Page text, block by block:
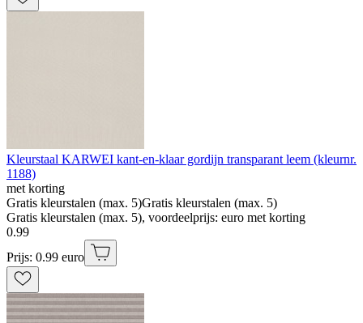
Kleurstaal KARWEI kant-en-klaar gordijn transparant leem (kleurnr.
1188)
met korting
Gratis kleurstalen (max. 5)Gratis kleurstalen (max. 5)
Gratis kleurstalen (max. 5), voordeelprijs: euro met korting
0.99
Prijs: 0.99 euro